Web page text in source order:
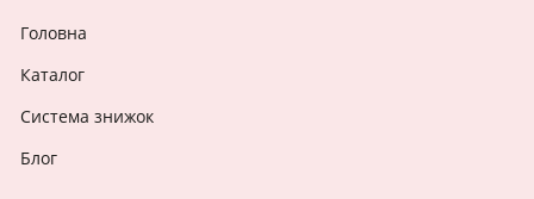
Головна
Каталог
Система знижок
Блог